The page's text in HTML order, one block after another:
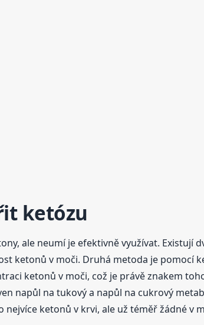
ketózu
ale neumí je efektivně využívat. Existují
ketonů v moči. Druhá metoda je
ketonů v moči, což je právě znakem
napůl na tukový a napůl na cukrový
ketonů v krvi, ale už téměř žádné v